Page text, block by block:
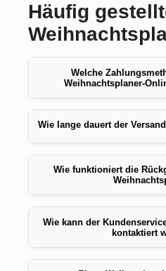
Häufig
Welche
Weihnachtsplaner-
Wie lange dauert der
Wie funktioniert die
Wie kann der
kontaktiert